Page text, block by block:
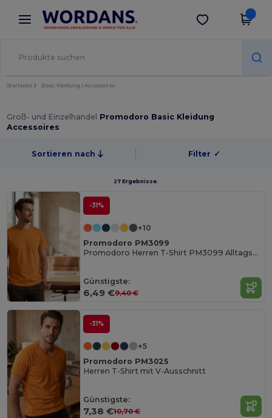
× Wordans App
Bessere Preise in der App!
App holen
Startseite Basic Kleidung | Accessoires
Groß- und Einzelhandel Promodoro Basic Kleidung
Accessoires
Sortieren nach Filter ✓
27 Ergebnisse.
-31%
+10
Promodoro PM3099
Promodoro Herren T-Shirt PM3099 Alltagsklassiker
Günstigste:
6,49 €9,40 €
-31%
+5
Promodoro PM3025
Herren T-Shirt mit V-Ausschnitt
Günstigste:
7,38 €10,70 €